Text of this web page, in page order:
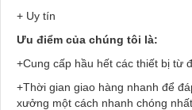
+ Uy tín
Ưu điểm của chúng tôi là:
+Cung cấp hầu hết các thiết bị từ
+Thời gian giao hàng nhanh để
xưởng một cách nhanh chóng nhất.